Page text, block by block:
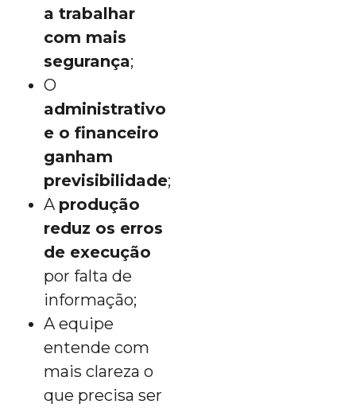
a trabalhar
com mais
segurança;
O
administrativo
e o financeiro
ganham
previsibilidade;
A produção
reduz os erros
de execução
por falta de
informação;
A equipe
entende com
mais clareza o
que precisa ser